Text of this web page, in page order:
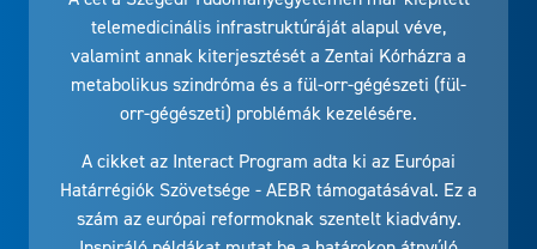
telemedicinális infrastruktúráját alapul véve,
valamint annak kiterjesztését a Zentai Kórházra a
metabolikus szindróma és a fül-orr-gégészeti (fül-
orr-gégészeti) problémák kezelésére.
A cikket az Interact Program adta ki az Európai
Határrégiók Szövetsége - AEBR támogatásával. Ez a
szám az európai reformoknak szentelt kiadvány.
Inspiráló példákat mutat be a határokon átnyúló